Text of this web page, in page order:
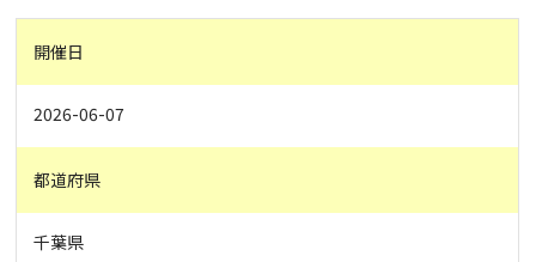
開催日
2026-06-07
都道府県
千葉県